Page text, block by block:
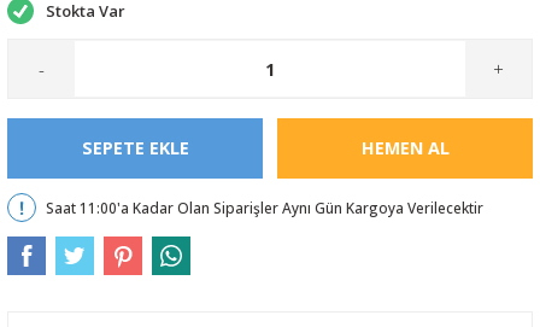
Stokta Var
- +
SEPETE EKLE HEMEN AL
Saat 11:00'a Kadar Olan Siparişler Aynı Gün Kargoya Verilecektir